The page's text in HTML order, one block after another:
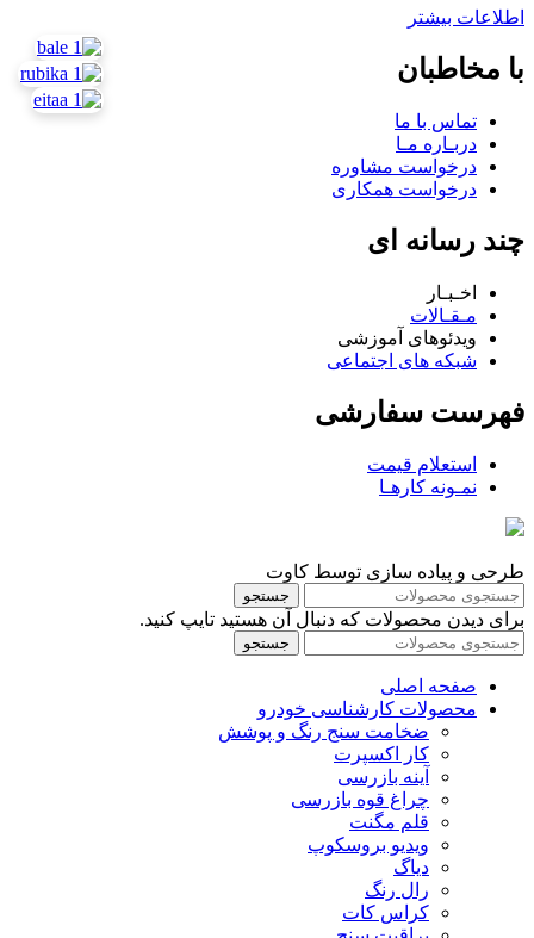
اطلاعات بیشتر
با مخاطبان
تماس با ما
دربـاره مـا
درخواست مشاوره
درخواست همکاری
چند رسانه ای
اخـبـار
مـقـالات
ویدئوهای آموزشی
شبکه های اجتماعی
فهرست سفارشی
استعلام قیمت
نمـونه کارهـا
طرحی و پیاده سازی توسط کاوت
جستجو
برای دیدن محصولات که دنبال آن هستید تایپ کنید.
جستجو
صفحه اصلی
محصولات کارشناسی خودرو
ضخامت سنج رنگ و پوشش
کار اکسپرت
آینه بازرسی
چراغ قوه بازرسی
قلم مگنت
ویدیو بروسکوپ
دیاگ
رال رنگ
کراس کات